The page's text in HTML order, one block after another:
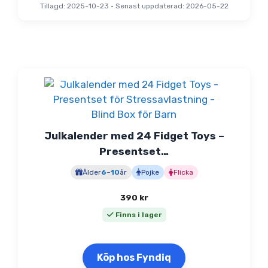
Tillagd: 2025-10-23 • Senast uppdaterad: 2026-05-22
Julkalender med 24 Fidget Toys –
Presentset…
Ålder6–10år Pojke Flicka
390 kr
Finns i lager
Köp hos Fyndiq